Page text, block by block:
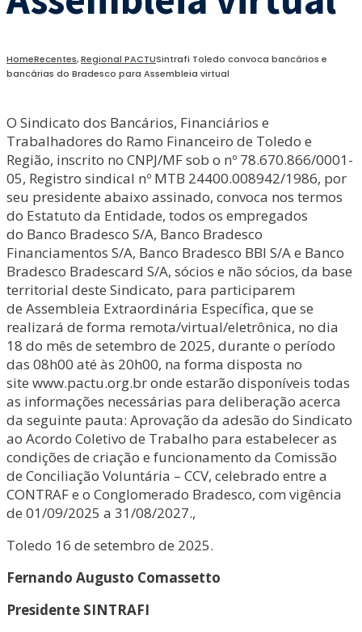
HomeRecentes,Regional PACTUSintrafi Toledo convoca bancários e
bancárias do Bradesco para Assembleia virtual
O Sindicato dos Bancários, Financiários e
Trabalhadores do Ramo Financeiro de Toledo e
Região, inscrito no CNPJ/MF sob o nº 78.670.866/0001-
05, Registro sindical nº MTB 24400.008942/1986, por
seu presidente abaixo assinado, convoca nos termos
do Estatuto da Entidade, todos os empregados
do Banco Bradesco S/A, Banco Bradesco
Financiamentos S/A, Banco Bradesco BBI S/A e Banco
Bradesco Bradescard S/A, sócios e não sócios, da base
territorial deste Sindicato, para participarem
de Assembleia Extraordinária Específica, que se
realizará de forma remota/virtual/eletrônica, no dia
18 do mês de setembro de 2025, durante o período
das 08h00 até às 20h00, na forma disposta no
site www.pactu.org.br onde estarão disponíveis todas
as informações necessárias para deliberação acerca
da seguinte pauta: Aprovação da adesão do Sindicato
ao Acordo Coletivo de Trabalho para estabelecer as
condições de criação e funcionamento da Comissão
de Conciliação Voluntária – CCV, celebrado entre a
CONTRAF e o Conglomerado Bradesco, com vigência
de 01/09/2025 a 31/08/2027.,
Toledo 16 de setembro de 2025.
Fernando Augusto Comassetto
Presidente SINTRAFI